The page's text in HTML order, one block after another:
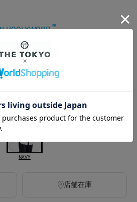
ド】2242-SH26-022 L/S SHIRT
￥37,400
340ポイント付与
カラー
NAVY
店舗在庫